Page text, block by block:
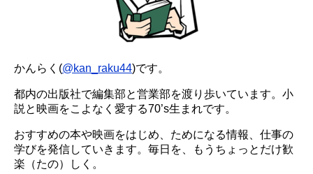
かんらく(@kan_raku44)です。
都内の出版社で編集部と営業部を渡り歩いています。小
説と映画をこよなく愛する70’s生まれです。
おすすめの本や映画をはじめ、ためになる情報、仕事の
学びを発信していきます。毎日を、もうちょっとだけ歓
楽（たの）しく。